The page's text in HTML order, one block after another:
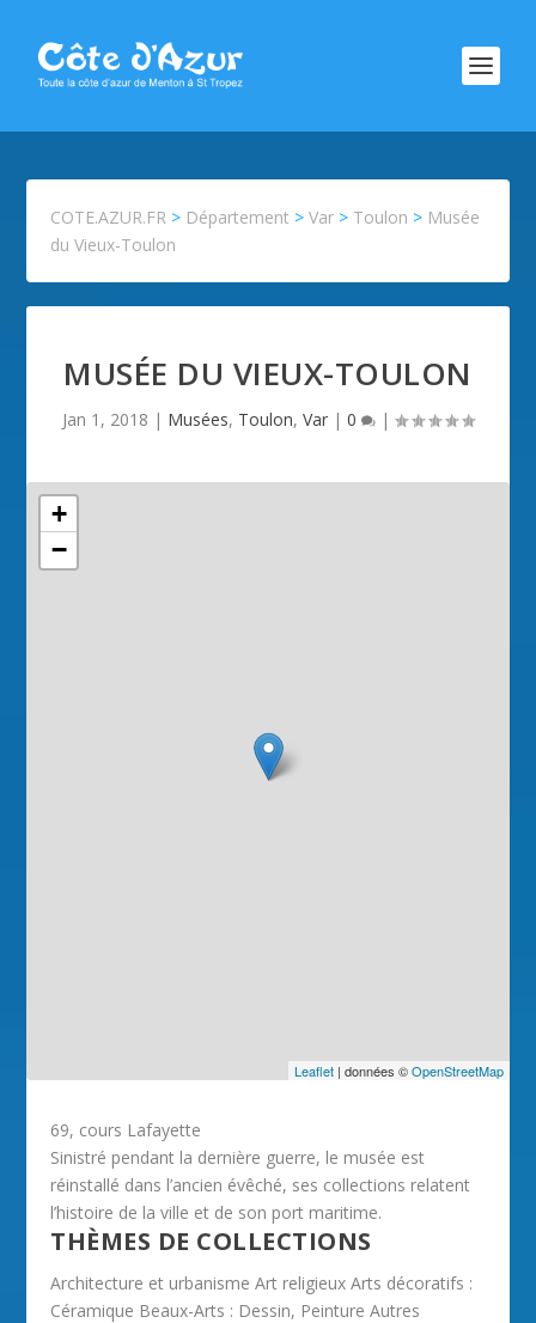
COTE.AZUR.FR > Département >Var > Toulon > Musée
du Vieux-Toulon
MUSÉE DU VIEUX-TOULON
Jan 1, 2018 | Musées, Toulon, Var | 0 |
+
−
Leaflet| données ©OpenStreetMap
69, cours Lafayette
Sinistré pendant la dernière guerre, le musée est
réinstallé dans l’ancien évêché, ses collections relatent
l’histoire de la ville et de son port maritime.
THÈMES DE COLLECTIONS
Architecture et urbanisme Art religieux Arts décoratifs :
Céramique Beaux-Arts : Dessin, Peinture Autres